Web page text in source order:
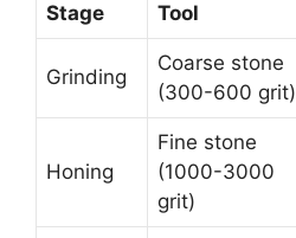
Stage Tool
Grinding
Coarse stone
(300-600 grit)
Honing
Fine stone
(1000-3000
grit)